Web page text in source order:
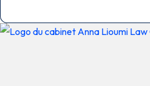
Xavier CLAUDE vous reçoit sur 4 sites VESOUL –
GRAY – SAINT LOUP / SEMOUSE